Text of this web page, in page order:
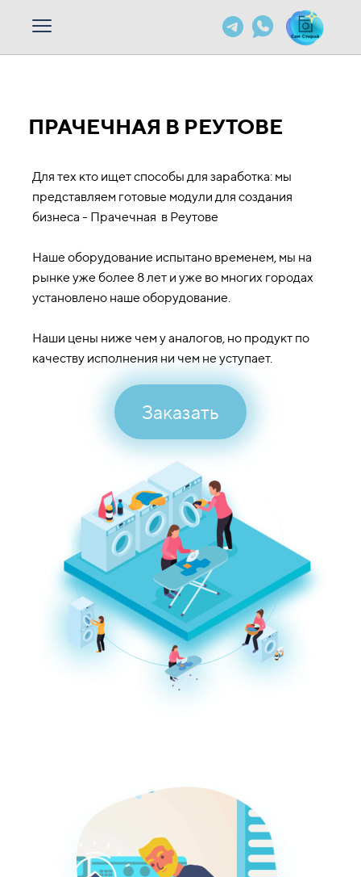
ПРАЧЕЧНАЯ В РЕУТОВЕ
Для тех кто ищет способы для заработка: мы
представляем готовые модули для создания
бизнеса - Прачечная в Реутове
Наше оборудование испытано временем, мы на
рынке уже более 8 лет и уже во многих городах
установлено наше оборудование.
Наши цены ниже чем у аналогов, но продукт по
качеству исполнения ни чем не уступает.
Заказать